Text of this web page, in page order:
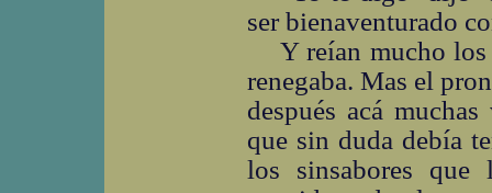
ser bienaventurado
Y reían mucho
renegaba. Mas el
después acá
que sin duda debía
los sinsabores